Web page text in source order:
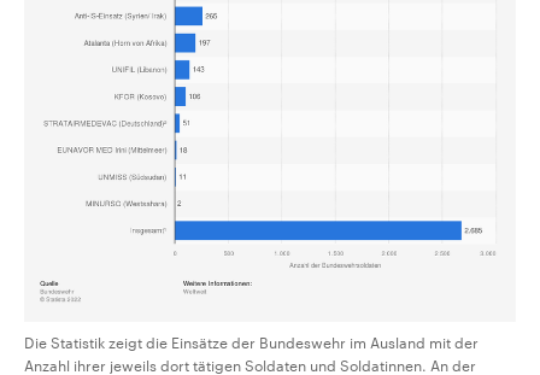
Die Statistik zeigt die Einsätze der Bundeswehr im Ausland mit der
Anzahl ihrer jeweils dort tätigen Soldaten und Soldatinnen. An der